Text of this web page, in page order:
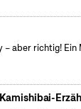
– aber richtig!